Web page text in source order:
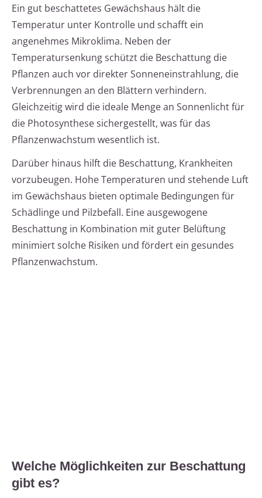
Ein gut beschattetes Gewächshaus hält die
Temperatur unter Kontrolle und schafft ein
angenehmes Mikroklima. Neben der
Temperatursenkung schützt die Beschattung die
Pflanzen auch vor direkter Sonneneinstrahlung, die
Verbrennungen an den Blättern verhindern.
Gleichzeitig wird die ideale Menge an Sonnenlicht für
die Photosynthese sichergestellt, was für das
Pflanzenwachstum wesentlich ist.
Darüber hinaus hilft die Beschattung, Krankheiten
vorzubeugen. Hohe Temperaturen und stehende Luft
im Gewächshaus bieten optimale Bedingungen für
Schädlinge und Pilzbefall. Eine ausgewogene
Beschattung in Kombination mit guter Belüftung
minimiert solche Risiken und fördert ein gesundes
Pflanzenwachstum.
Welche Möglichkeiten zur Beschattung
gibt es?